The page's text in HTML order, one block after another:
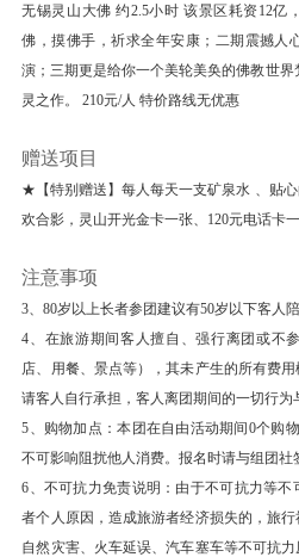
【曾厝垵风情街】 (曾
部，东至白石炮台与黄厝
南至环岛路与大担岛隔
里，风景秀丽。
【黄金海岸环岛路】 (0
向6车道，为城市一级
米，非机动车道6-7米，
100米；东部环岛路正对
岛，兼有交通和旅游两大
【集美学村】 (免门票 )
内，为陈嘉庚先生倾资创
批准统一成为“集美大学
堂、图书馆、体育馆、音
池、医院、航海俱乐部等
毓秀之地，又是凝集众美
无锡灵山大佛 约2.5小时 该景区耗资12亿
佛，摸佛手，祈求全年安康；二期震撼人
演；三期更是给你一个美轮美奂的佛教世
灵之作。 210元/人 特价路线无优惠
赠送项目
★【特别赠送】每人每天一支矿泉水 、贴
欢合影，灵山开光金卡一张、120元电话卡一
注意事项
3、80岁以上长者参团建议有50岁以下客人陪
4、在旅游期间客人擅自、强行离团或不
店、用餐、景点等），其未产生的所有费
请客人自行承担，客人离团期间的一切行为
5、购物加点：本团在自由活动期间0个购
不可影响阻扰他人消费。报名时请与组团社
6、不可抗力免责说明：由于不可抗力等
者个人原因，造成旅游者经济损失的，旅行
自然灾害、火车延误、汽车塞车等不可抗力